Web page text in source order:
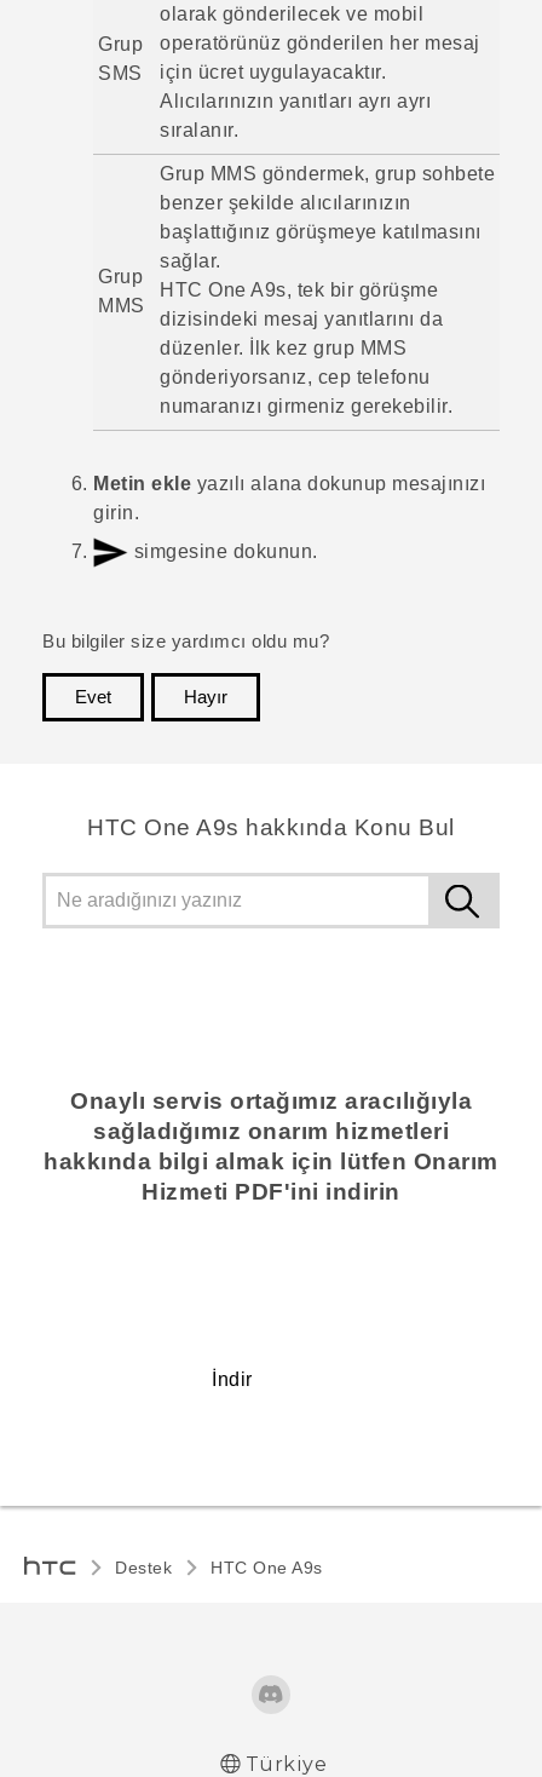
Grup
SMS
olarak gönderilecek ve mobil
operatörünüz gönderilen her mesaj
için ücret uygulayacaktır.
Alıcılarınızın yanıtları ayrı ayrı
sıralanır.
Grup
MMS
Grup MMS göndermek, grup sohbete
benzer şekilde alıcılarınızın
başlattığınız görüşmeye katılmasını
sağlar.
HTC One A9s, tek bir görüşme
dizisindeki mesaj yanıtlarını da
düzenler. İlk kez grup MMS
gönderiyorsanız, cep telefonu
numaranızı girmeniz gerekebilir.
Metin ekle yazılı alana dokunup mesajınızı
girin.
simgesine dokunun.
Bu bilgiler size yardımcı oldu mu?
Evet
Hayır
HTC One A9s hakkında Konu Bul
Onaylı servis ortağımız aracılığıyla
sağladığımız onarım hizmetleri
hakkında bilgi almak için lütfen Onarım
Hizmeti PDF'ini indirin
İndir
Destek HTC One A9s‎
Türkiye